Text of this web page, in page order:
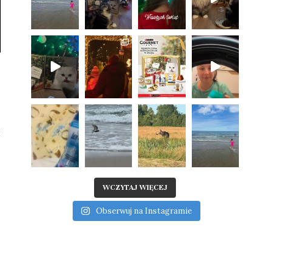
WCZYTAJ WIĘCEJ
Obserwuj na Instagramie